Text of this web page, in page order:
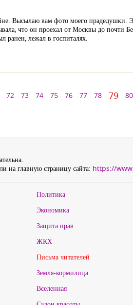
Высылаю вам фото моего прадедушки.
что он проехал от Москвы до почти
ранен, лежал в госпиталях.
72 73 74 75 76 77 78 79 80
на главную страницу сайта: https://
Политика
Экономика
Защита прав
ЖКХ
Письма читателей
Земля-кормилица
Вселенная